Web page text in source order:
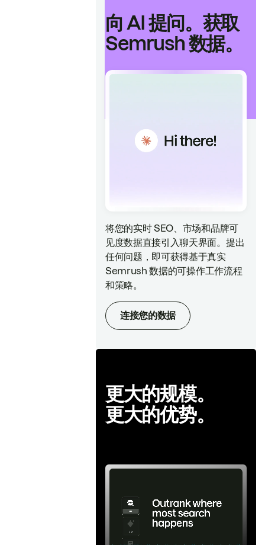
向 AI 提问。获取
Semrush 数据。
将您的实时 SEO、市场和品牌可
见度数据直接引入聊天界面。提出
任何问题，即可获得基于真实
Semrush 数据的可操作工作流程
和策略。
连接您的数据
更大的规模。
更大的优势。